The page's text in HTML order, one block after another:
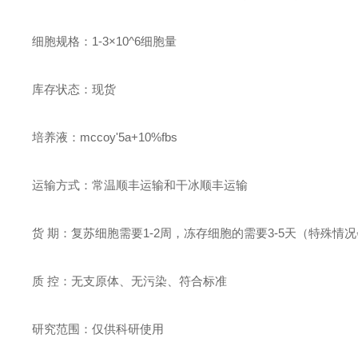
细胞规格：1-3×10^6细胞量
库存状态：现货
培养液： mccoy'5a+10%fbs
运输方式：常温顺丰运输和干冰顺丰运输
货 期：复苏细胞需要1-2周，冻存细胞的需要3-5天（特殊情况
质 控：无支原体、无污染、符合标准
研究范围：仅供科研使用